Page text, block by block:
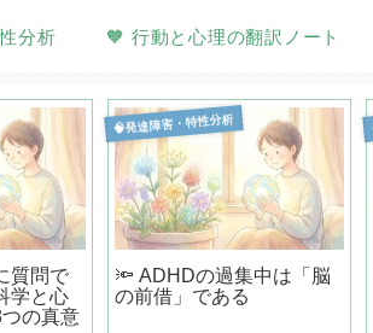
分析 🧡 行動と心理の翻訳ノート
質問で
学と心
の真意
🧠発達障害・特性分析
🔦 ADHDの過集中は「脳
の前借」である